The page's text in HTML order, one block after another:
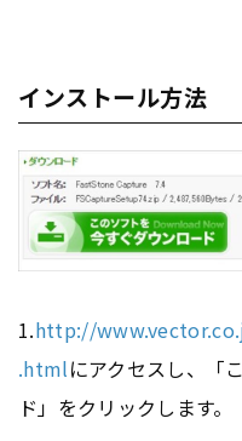
インストール方法
1.http://
.htmlにアクセスし、「
ド」をクリックします。